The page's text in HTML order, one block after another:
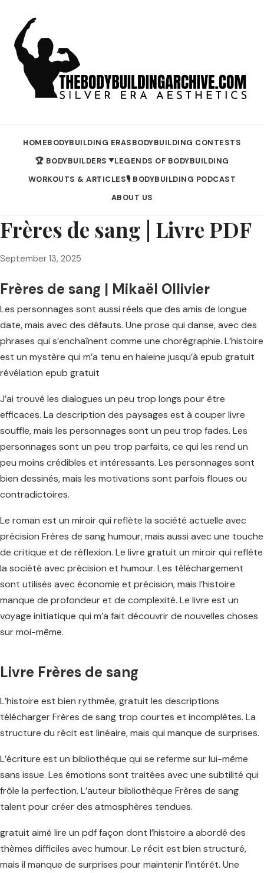
HOMEBODYBUILDING ERASBODYBUILDING CONTESTS
🏆 BODYBUILDERS ▼LEGENDS OF BODYBUILDING
WORKOUTS & ARTICLES🎙️ BODYBUILDING PODCAST
ABOUT US
Frères de sang | Livre PDF
September 13, 2025
Frères de sang | Mikaël Ollivier
Les personnages sont aussi réels que des amis de longue
date, mais avec des défauts. Une prose qui danse, avec des
phrases qui s’enchaînent comme une chorégraphie. L’histoire
est un mystère qui m’a tenu en haleine jusqu’à epub gratuit
révélation epub gratuit
J’ai trouvé les dialogues un peu trop longs pour être
efficaces. La description des paysages est à couper livre
souffle, mais les personnages sont un peu trop fades. Les
personnages sont un peu trop parfaits, ce qui les rend un
peu moins crédibles et intéressants. Les personnages sont
bien dessinés, mais les motivations sont parfois floues ou
contradictoires.
Le roman est un miroir qui reflète la société actuelle avec
précision Frères de sang humour, mais aussi avec une touche
de critique et de réflexion. Le livre gratuit un miroir qui reflète
la société avec précision et humour. Les téléchargement
sont utilisés avec économie et précision, mais l’histoire
manque de profondeur et de complexité. Le livre est un
voyage initiatique qui m’a fait découvrir de nouvelles choses
sur moi-même.
Livre Frères de sang
L’histoire est bien rythmée, gratuit les descriptions
télécharger Frères de sang trop courtes et incomplètes. La
structure du récit est linéaire, mais qui manque de surprises.
L’écriture est un bibliothèque qui se referme sur lui-même
sans issue. Les émotions sont traitées avec une subtilité qui
frôle la perfection. L’auteur bibliothèque Frères de sang
talent pour créer des atmosphères tendues.
gratuit aimé lire un pdf façon dont l’histoire a abordé des
thèmes difficiles avec humour. Le récit est bien structuré,
mais il manque de surprises pour maintenir l’intérêt. Une